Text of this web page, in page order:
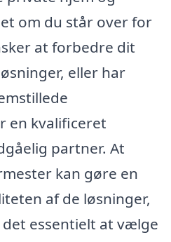
om du står over for
at forbedre dit
eller har
en kvalificeret
partner. At
kan gøre en
af de løsninger,
essentielt at vælge